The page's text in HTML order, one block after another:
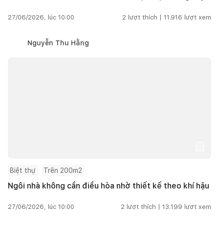
27/06/2026, lúc 10:00 2 lượt thích | 11.916 lượt xem
Nguyễn Thu Hằng
Biệt thự Trên 200m2
Ngôi nhà không cần điều hòa nhờ thiết kế theo khí hậu
27/06/2026, lúc 10:00 2 lượt thích | 13.199 lượt xem